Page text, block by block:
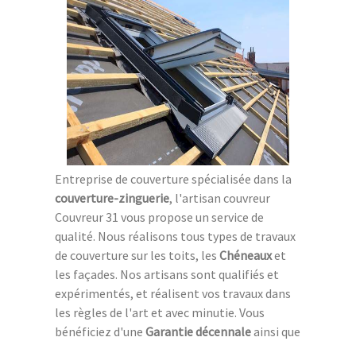
Entreprise de couverture spécialisée dans la
couverture-zinguerie, l'artisan couvreur
Couvreur 31 vous propose un service de
qualité. Nous réalisons tous types de travaux
de couverture sur les toits, les Chéneauxet
les façades. Nos artisans sont qualifiés et
expérimentés, et réalisent vos travaux dans
les règles de l'art et avec minutie. Vous
bénéficiez d'une Garantie décennaleainsi que